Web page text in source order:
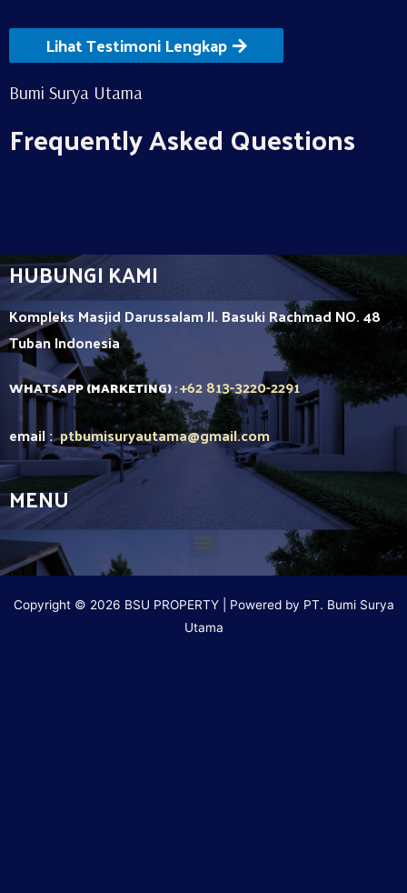
Lihat Testimoni Lengkap
Bumi Surya Utama
Frequently Asked Questions
HUBUNGI KAMI
Kompleks Masjid Darussalam Jl. Basuki Rachmad NO. 48
TubanIndonesia
WHATSAPP (MARKETING):+62 813-3220-2291
email :ptbumisuryautama@gmail.com
MENU
Copyright © 2026 BSU PROPERTY | Powered by PT. Bumi Surya
Utama